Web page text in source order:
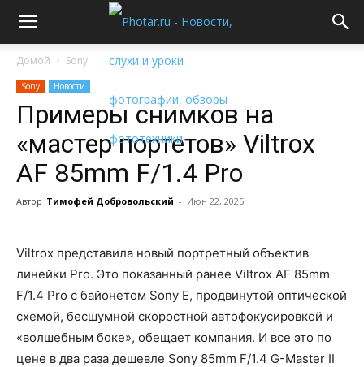
Домой Sony
Sony Новости
Примеры снимков на
«мастер портетов» Viltrox
AF 85mm F/1.4 Pro
Автор Тимофей Добровольский - Июн 22, 2025
Viltrox представила новый портретный объектив
линейки Pro. Это показанный ранее Viltrox AF 85mm
F/1.4 Pro с байонетом Sony E, продвинутой оптической
схемой, бесшумной скоростной автофокусировкой и
«волшебным боке», обещает компания. И все это по
цене в два раза дешевле Sony 85mm F/1.4 G-Master II